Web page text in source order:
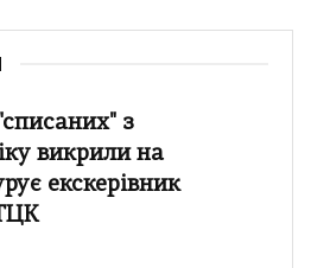
з
викрили на
екскерівник